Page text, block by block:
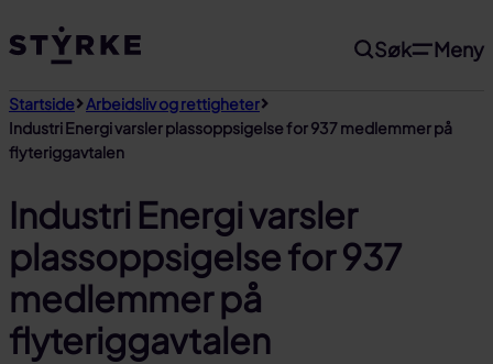
til
Søk Meny
Startside Arbeidsliv og rettigheter
Industri Energi varsler plassoppsigelse for 937 medlemmer på
flyteriggavtalen
Industri Energi varsler
plassoppsigelse for 937
medlemmer på
flyteriggavtalen